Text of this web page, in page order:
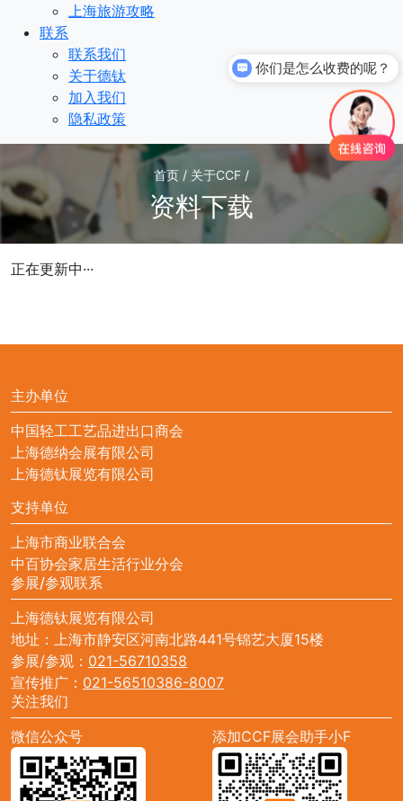
上海旅游攻略
联系
联系我们
关于德钛
加入我们
隐私政策
首页 / 关于CCF /
资料下载
正在更新中···
主办单位
中国轻工工艺品进出口商会
上海德纳会展有限公司
上海德钛展览有限公司
支持单位
上海市商业联合会
中百协会家居生活行业分会
参展/参观联系
上海德钛展览有限公司
地址：上海市静安区河南北路441号锦艺大厦15楼
参展/参观： 021-56710358
宣传推广： 021-56510386-8007
关注我们
微信公众号
添加CCF展会助手小F
你们是怎么收费的呢？